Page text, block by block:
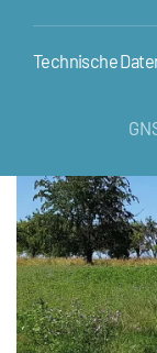
Technische